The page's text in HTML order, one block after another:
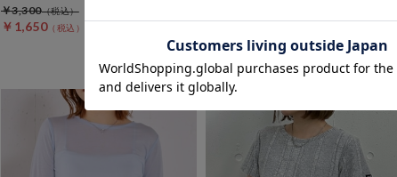
￥1,650
￥3,300
￥1,650